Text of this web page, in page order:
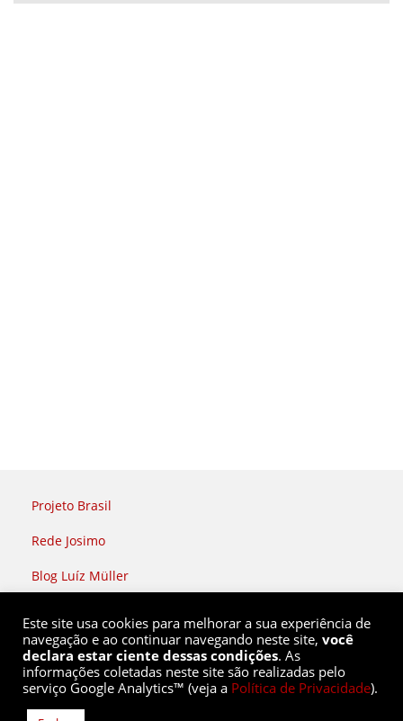
Projeto Brasil
Rede Josimo
Blog Luíz Müller
Rede Soberania |
(51) 9 8436 2808
Este site usa cookies para melhorar a sua experiência de
navegação e ao continuar navegando neste site, você
declara estar ciente dessas condições. As
informações coletadas neste site são realizadas pelo
serviço Google Analytics™ (veja a Política de Privacidade).